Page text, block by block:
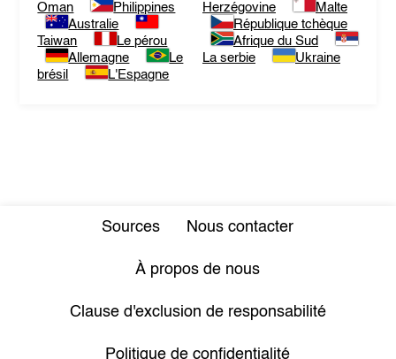
Oman
Philippines
Australie
Taiwan
Le pérou
Allemagne
Le
brésil
L'Espagne
Herzégovine
Malte
République tchèque
Afrique du Sud
La serbie
Ukraine
Sources Nous contacter
À propos de nous
Clause d'exclusion de responsabilité
Politique de confidentialité